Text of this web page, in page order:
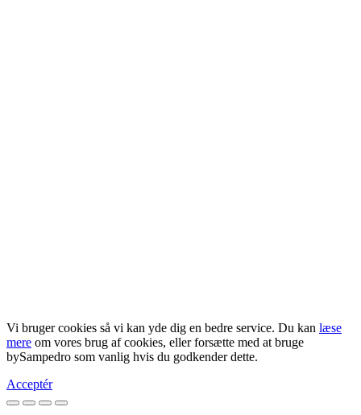
Vi bruger cookies så vi kan yde dig en bedre service. Du kan læse
mere om vores brug af cookies, eller forsætte med at bruge
bySampedro som vanlig hvis du godkender dette.
Acceptér